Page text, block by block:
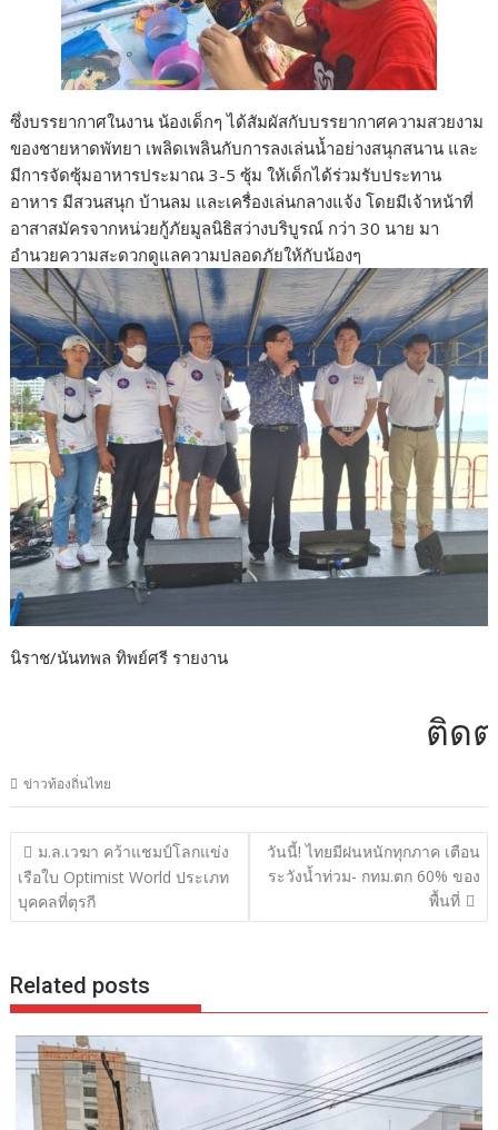
ซึ่งบรรยากาศในงาน น้องเด็กๆ ได้สัมผัสกับบรรยากาศความสวยงาม
ของชายหาดพัทยา เพลิดเพลินกับการลงเล่นน้ำอย่างสนุกสนาน และ
มีการจัดซุ้มอาหารประมาณ 3-5 ซุ้ม ให้เด็กได้ร่วมรับประทาน
อาหาร มีสวนสนุก บ้านลม และเครื่องเล่นกลางแจ้ง โดยมีเจ้าหน้าที่
อาสาสมัครจากหน่วยกู้ภัยมูลนิธิสว่างบริบูรณ์ กว่า 30 นาย มา
อำนวยความสะดวกดูแลความปลอดภัยให้กับน้องๆ
นิราช/นันทพล ทิพย์ศรี รายงาน
ติดต่อโ
ข่าวท้องถิ่นไทย
แนะแนว
เรื่อง
ม.ล.เวฆา คว้าแชมป์โลกแข่ง
เรือใบ Optimist World ประเภท
บุคคลที่ตุรกี
วันนี้! ไทยมีฝนหนักทุกภาค เตือน
ระวังน้ำท่วม- กทม.ตก 60% ของ
พื้นที่
Related posts